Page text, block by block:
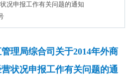
况申报工作有关问题的通知
管理局综合司关于2014年外商
状况申报工作有关问题的通